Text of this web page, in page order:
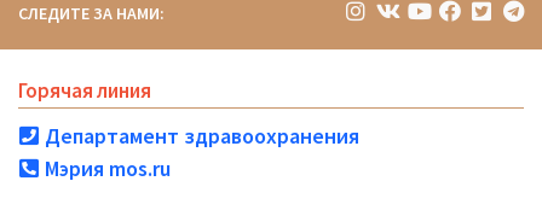
СЛЕДИТЕ ЗА НАМИ:
Горячая линия
Департамент здравоохранения
Мэрия mos.ru